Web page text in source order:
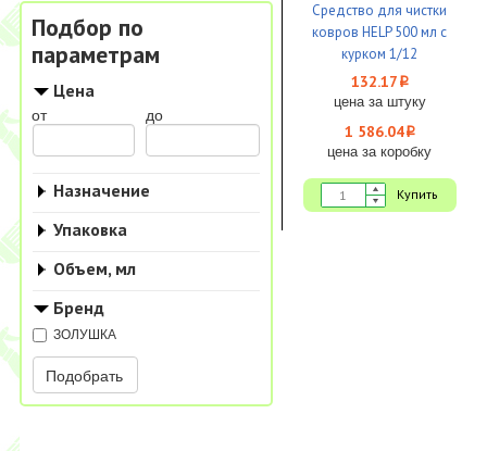
Подбор по
параметрам
Цена
от до
Назначение
Упаковка
Объем, мл
Бренд
ЗОЛУШКА
Подобрать
Средство для чистки
ковров HELP 500 мл с
курком 1/12
132.17 i
цена за штуку
1 586.04i
цена за коробку
Купить